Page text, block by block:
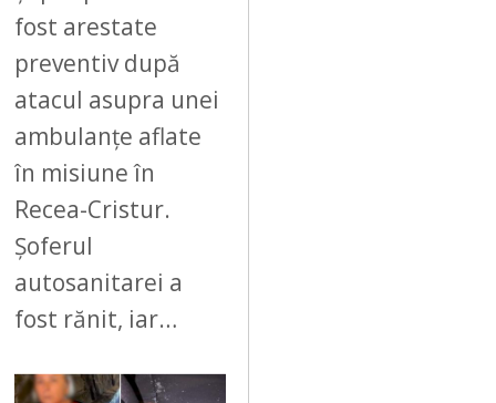
fost arestate
preventiv după
atacul asupra unei
ambulanțe aflate
în misiune în
Recea-Cristur.
Șoferul
autosanitarei a
fost rănit, iar…